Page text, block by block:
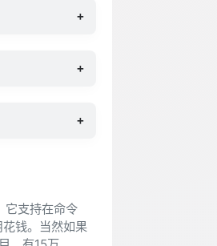
+
+
+
它支持在命令
钱。当然如果